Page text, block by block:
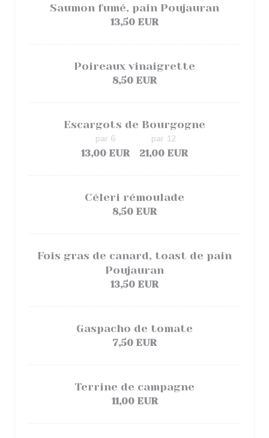
Saumon fumé, pain Poujauran
13,50 EUR
Poireaux vinaigrette
8,50 EUR
Escargots de Bourgogne
13,00 EUR
par 6
21,00 EUR
par 12
Céleri rémoulade
8,50 EUR
Fois gras de canard, toast de pain
Poujauran
13,50 EUR
Gaspacho de tomate
7,50 EUR
Terrine de campagne
11,00 EUR